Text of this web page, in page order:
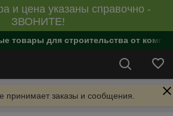
и цена указаны справочно -
ЗВОНИТЕ!
товары для строительства от
принимает заказы и сообщения.